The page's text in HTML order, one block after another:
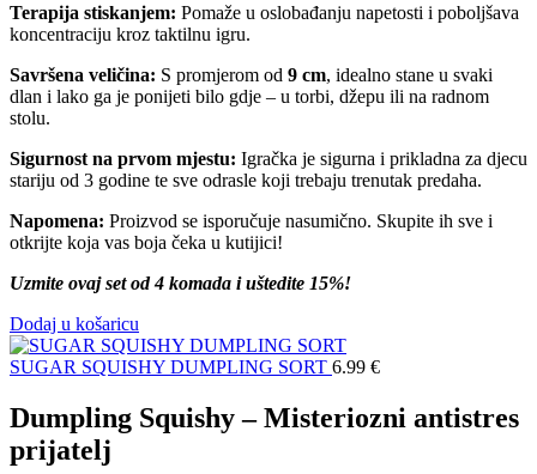
Terapija stiskanjem: Pomaže u oslobađanju napetosti i poboljšava
koncentraciju kroz taktilnu igru.
Savršena veličina: S promjerom od 9 cm, idealno stane u svaki
dlan i lako ga je ponijeti bilo gdje – u torbi, džepu ili na radnom
stolu.
Sigurnost na prvom mjestu: Igračka je sigurna i prikladna za djecu
stariju od 3 godine te sve odrasle koji trebaju trenutak predaha.
Napomena: Proizvod se isporučuje nasumično. Skupite ih sve i
otkrijte koja vas boja čeka u kutijici!
Uzmite ovaj set od 4 komada i uštedite 15%!
Dodaj u košaricu
SUGAR SQUISHY DUMPLING SORT 6.99 €
Dumpling Squishy – Misteriozni antistres
prijatelj